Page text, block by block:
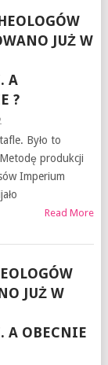
JUŻ W
A
?
Było to
produkcji
Imperium
Read More
JUŻ W
A OBECNIE